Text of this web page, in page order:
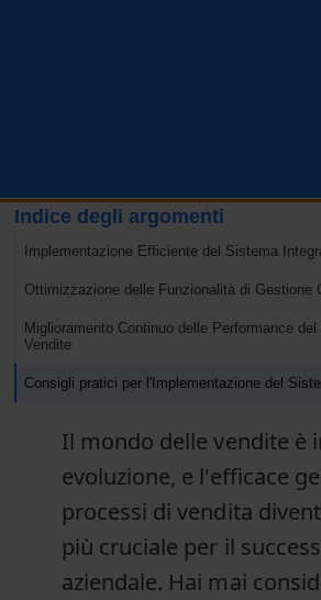
Indice degli argomenti
Implementazione Efficiente del Sistema
Ottimizzazione delle Funzionalità di Gestione
Miglioramento Continuo delle Performance
Vendite
Consigli pratici per l'Implementazione del
Il mondo delle vendite è
evoluzione, e l'efficace
processi di vendita
più cruciale per il
aziendale. Hai mai